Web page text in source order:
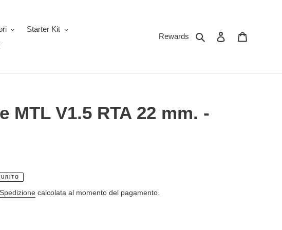
Starter Kit
Rewards Cerca Accedi
MTL V1.5 RTA 22 mm. -
Spedizione calcolata al momento del pagamento.